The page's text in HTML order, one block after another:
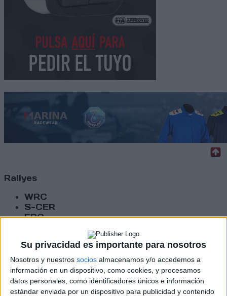
Su privacidad es importante para nosotros
Nosotros y nuestros socios almacenamos y/o accedemos a
información en un dispositivo, como cookies, y procesamos
datos personales, como identificadores únicos e información
estándar enviada por un dispositivo para publicidad y contenido
Rallyes
WRC
S-CER
ERC
Internacionales
Campeonatos Autonómicos
Históricos
Dakar
RallyCross